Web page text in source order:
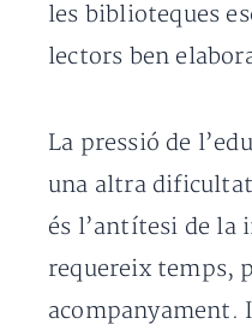
les biblioteques
lectors ben
La pressió de
una altra
és l’antítesi de la
requereix temps,
acompanyament.